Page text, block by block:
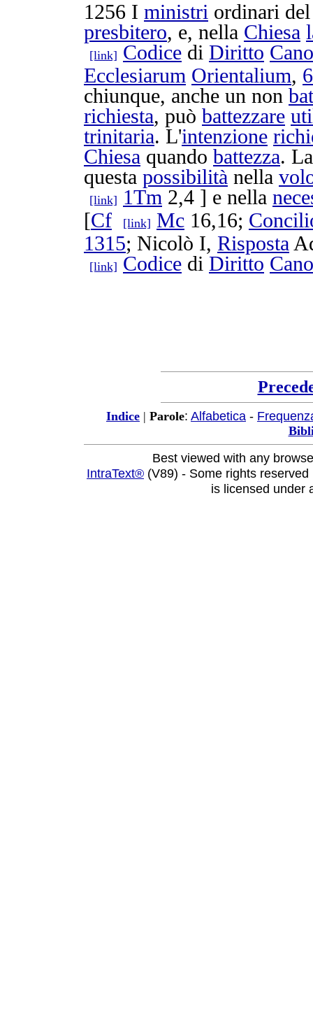
1256 I ministri ordinari
presbitero, e, nella Chiesa
[link] Codice di Diritto
Ecclesiarum Orientalium,
chiunque, anche un non
richiesta, può battezzare
trinitaria. L'intenzione
Chiesa quando battezza.
questa possibilità nella
[link] 1Tm 2,4 ] e nella
[Cf [link] Mc 16,16;
1315; Nicolò I, Risposta
[link] Codice di Diritto
Indice | Parole: Alfabetica -
Best viewed with any
IntraText® (V89) - Some rights
is licensed under